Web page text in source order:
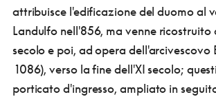
attribuisce l'edificazione del duomo al
Landulfo nell'856, ma venne ricostruito
secolo e poi, ad opera dell'arcivescovo
1086), verso la fine dell'XI secolo;
porticato d'ingresso, ampliato in